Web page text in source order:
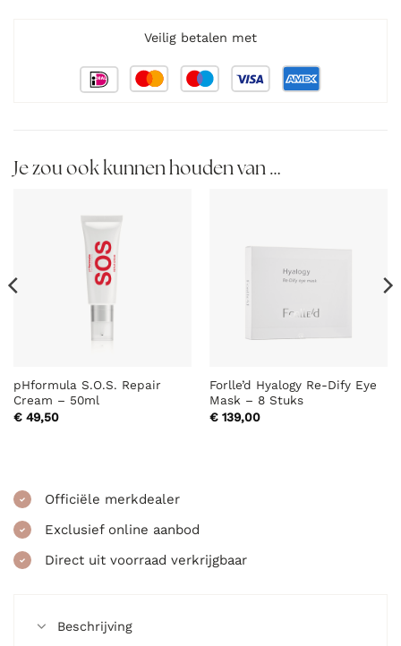
Veilig betalen met
Je zou ook kunnen houden van …
pHformula S.O.S. Repair
Cream – 50ml
€49,50
Forlle’d Hyalogy Re-Dify Eye
Mask – 8 Stuks
€139,00
Officiële merkdealer
Exclusief online aanbod
Direct uit voorraad verkrijgbaar
Beschrijving